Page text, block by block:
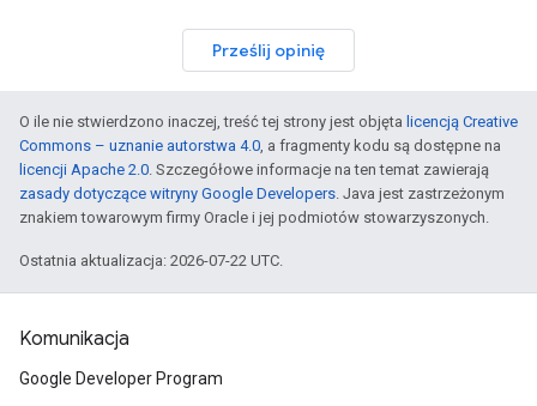
Prześlij opinię
O ile nie stwierdzono inaczej, treść tej strony jest objęta licencją Creative
Commons – uznanie autorstwa 4.0 , a fragmenty kodu są dostępne na
licencji Apache 2.0 . Szczegółowe informacje na ten temat zawierają
zasady dotyczące witryny Google Developers . Java jest zastrzeżonym
znakiem towarowym firmy Oracle i jej podmiotów stowarzyszonych.
Ostatnia aktualizacja: 2026-07-22 UTC.
Komunikacja
Google Developer Program